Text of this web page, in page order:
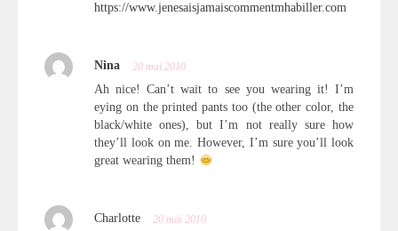
https://www.jenesaisjamaiscommentmhabiller.com
Nina 20 mai 2010
Ah nice! Can’t wait to see you wearing it! I’m
eying on the printed pants too (the other color, the
black/white ones), but I’m not really sure how
they’ll look on me. However, I’m sure you’ll look
great wearing them!
Charlotte 20 mai 2010